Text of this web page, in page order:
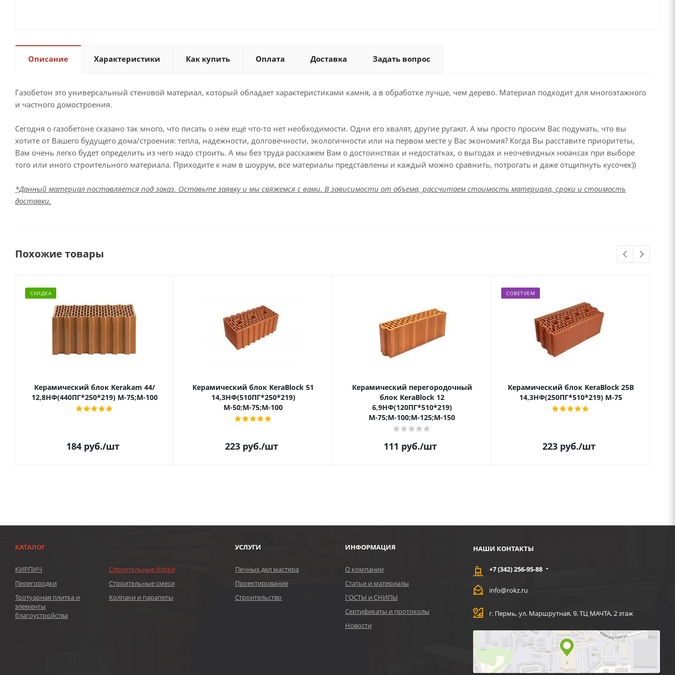
Описание Характеристики Как купить Оплата Доставка Задать вопрос
Газобетон это универсальный стеновой материал, который обладает характеристиками камня, а в обработке лучше, чем дерево. Материал подходит для многоэтажного
и частного домостроения.
Сегодня о газобетоне сказано так много, что писать о нем ещё что-то нет необходимости. Одни его хвалят, другие ругают. А мы просто просим Вас подумать, что вы
хотите от Вашего будущего дома/строения: тепла, надёжности, долговечности, экологичности или на первом месте у Вас экономия? Когда Вы расставите приоритеты,
Вам очень легко будет определить из чего надо строить. А мы без труда расскажем Вам о достоинствах и недостатках, о выгодах и неочевидных нюансах при выборе
того или иного строительного материала. Приходите к нам в шоурум, все материалы представлены и каждый можно сравнить, потрогать и даже отщипнуть кусочек))
*Данный материал поставляется под заказ. Оставьте заявку и мы свяжемся с вами. В зависимости от объема, рассчитаем стоимость материала, сроки и стоимость
доставки.
Похожие товары
СКИДКА
Керамический блок Kerakam 44/
12,8НФ(440ПГ*250*219) М-75;М-100
184руб./шт
Керамический блок KeraBlock 51
14,3НФ(510ПГ*250*219)
М-50;М-75;М-100
223руб./шт
Керамический перегородочный
блок KeraBlock 12
6,9НФ(120ПГ*510*219)
М-75;М-100;М-125;М-150
111 руб./шт
СОВЕТУЕМ
Керамический блок KeraBlock 25B
14,3НФ(250ПГ*510*219) М-75
223руб./шт
КАТАЛОГ
КИРПИЧ
Строительные блоки
Перегородки
Строительные смеси
Тротуарная плитка и
элементы
благоустройства
Колпаки и парапеты
УСЛУГИ
Печных дел мастера
Проектирование
Строительство
ИНФОРМАЦИЯ
О компании
Статьи и материалы
ГОСТЫ и СНИПЫ
Сертификаты и протоколы
Новости
НАШИ КОНТАКТЫ
+7 (342) 256-95-88
info@rokz.ru
г. Пермь, ул. Маршрутная, 9, ТЦ МАЧТА, 2 этаж